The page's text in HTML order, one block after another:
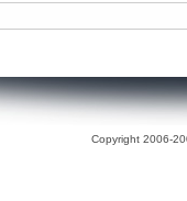
Copyright 2006-